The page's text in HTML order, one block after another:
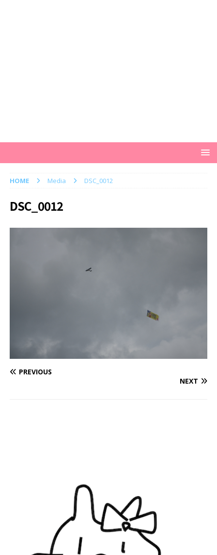
HOME Media DSC_0012
DSC_0012
PREVIOUS
NEXT